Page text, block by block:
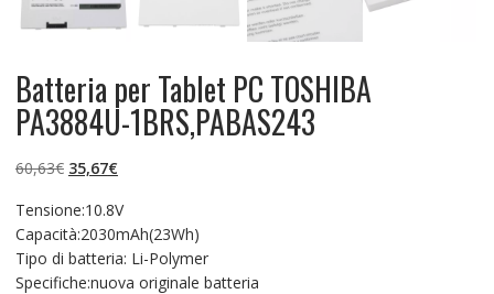
Batteria per Tablet PC TOSHIBA
PA3884U-1BRS,PABAS243
60,63€ Il
originale
era:
60,63€.
35,67€Il
attuale
è:
35,67€.
Tensione:10.8V
Capacità:2030mAh(23Wh)
Tipo di batteria: Li-Polymer
Specifiche:nuova originale batteria